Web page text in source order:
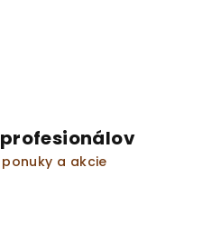
v
k
a akcie